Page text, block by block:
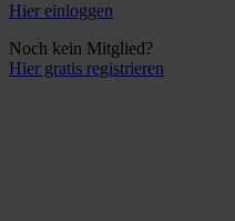
Hier einloggen
Noch kein Mitglied?
Hier gratis registrieren